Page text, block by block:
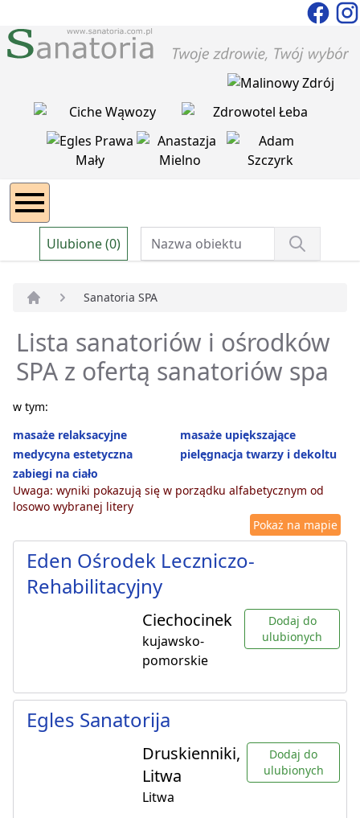
Ulubione (0)
Sanatoria SPA
Lista sanatoriów i ośrodków
SPA z ofertą sanatoriów spa
w tym:
masaże relaksacyjne
masaże upiększające
medycyna estetyczna
pielęgnacja twarzy i dekoltu
zabiegi na ciało
Uwaga: wyniki pokazują się w porządku alfabetycznym od
losowo wybranej litery
Pokaż na mapie
Eden Ośrodek Leczniczo-
Rehabilitacyjny
Ciechocinek
kujawsko-
pomorskie
Dodaj do
ulubionych
Egles Sanatorija
Druskienniki,
Litwa
Litwa
Dodaj do
ulubionych